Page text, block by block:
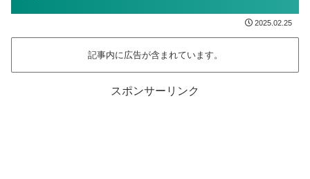
2025.02.25
記事内に広告が含まれています。
スポンサーリンク